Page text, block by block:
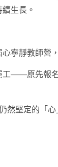
生長。
寧靜教師營
――原先報
然堅定的「